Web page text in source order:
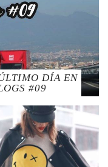
DÍA EN
#09